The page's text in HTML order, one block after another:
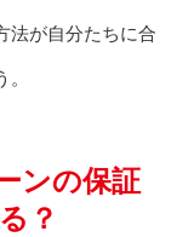
法が自分たちに合
ンの保証
？